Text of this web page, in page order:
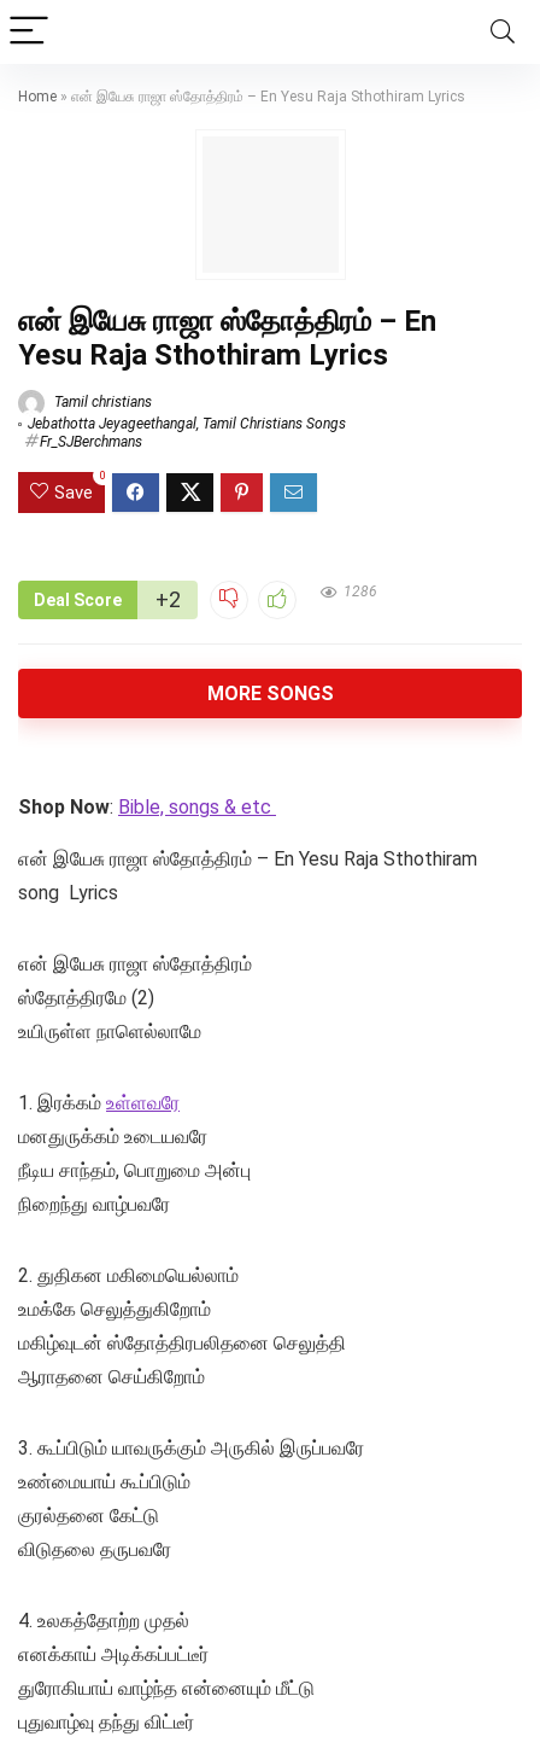
Home » என் இயேசு ராஜா ஸ்தோத்திரம் – En Yesu Raja Sthothiram Lyrics
என் இயேசு ராஜா ஸ்தோத்திரம் – En
Yesu Raja Sthothiram Lyrics
Tamil christians
Jebathotta Jeyageethangal, Tamil Christians Songs
Fr_SJBerchmans
Save
0
Deal Score +2 1286
MORE SONGS
Shop Now: Bible, songs & etc
என் இயேசு ராஜா ஸ்தோத்திரம் – En Yesu Raja Sthothiram
song Lyrics
என் இயேசு ராஜா ஸ்தோத்திரம்
ஸ்தோத்திரமே (2)
உயிருள்ள நாளெல்லாமே
1. இரக்கம் உள்ளவரே
மனதுருக்கம் உடையவரே
நீடிய சாந்தம், பொறுமை அன்பு
நிறைந்து வாழ்பவரே
2. துதிகன மகிமையெல்லாம்
உமக்கே செலுத்துகிறோம்
மகிழ்வுடன் ஸ்தோத்திரபலிதனை செலுத்தி
ஆராதனை செய்கிறோம்
3. கூப்பிடும் யாவருக்கும் அருகில் இருப்பவரே
உண்மையாய் கூப்பிடும்
குரல்தனை கேட்டு
விடுதலை தருபவரே
4. உலகத்தோற்ற முதல்
எனக்காய் அடிக்கப்பட்டீர்
துரோகியாய் வாழ்ந்த என்னையும் மீட்டு
புதுவாழ்வு தந்து விட்டீர்